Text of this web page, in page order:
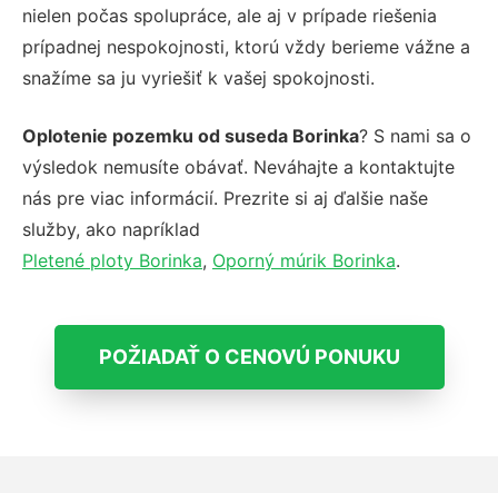
nielen počas spolupráce, ale aj v prípade riešenia
prípadnej nespokojnosti, ktorú vždy berieme vážne a
snažíme sa ju vyriešiť k vašej spokojnosti.
Oplotenie pozemku od suseda Borinka? S nami sa o
výsledok nemusíte obávať. Neváhajte a kontaktujte
nás pre viac informácií. Prezrite si aj ďalšie naše
služby, ako napríklad
Pletené ploty Borinka, Oporný múrik Borinka.
POŽIADAŤ O CENOVÚ PONUKU